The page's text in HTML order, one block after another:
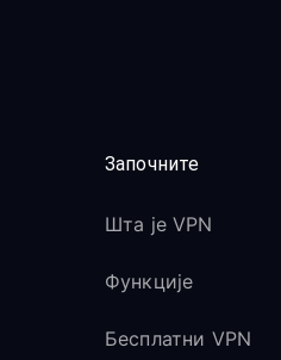
Започните
Шта је VPN
Функције
Бесплатни VPN